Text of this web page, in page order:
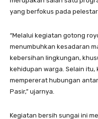
yang berfokus pada
“Melalui kegiatan gotong
menumbuhkan kesadaran
kebersihan lingkungan,
kehidupan warga. Selain
mempererat hubungan
Pasir,” ujarnya.
Kegiatan bersih sungai ini